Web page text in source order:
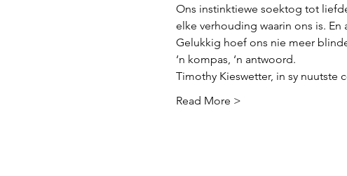
Ons instinktiewe soektog tot
elke verhouding waarin ons is.
Gelukkig hoef ons nie meer
‘n kompas, ‘n antwoord.
Timothy Kieswetter, in sy
Read More >